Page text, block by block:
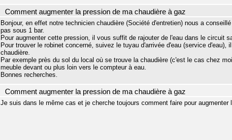
Comment augmenter la pression de ma chaudière à gaz
Bonjour, en effet notre technicien chaudière (Société d'entretien) nous a
pas sous 1 bar.
Pour augmenter cette pression, il vous suffit de rajouter de l'eau dans le circuit
Pour trouver le robinet concerné, suivez le tuyau d'arrivée d'eau (service d'eau),
chaudière.
Par exemple près du sol du local où se trouve la chaudière (c'est le cas chez
meuble devant ou plus loin vers le compteur à eau.
Bonnes recherches.
Comment augmenter la pression de ma chaudière à gaz
Je suis dans le même cas et je cherche toujours comment faire pour augmenter